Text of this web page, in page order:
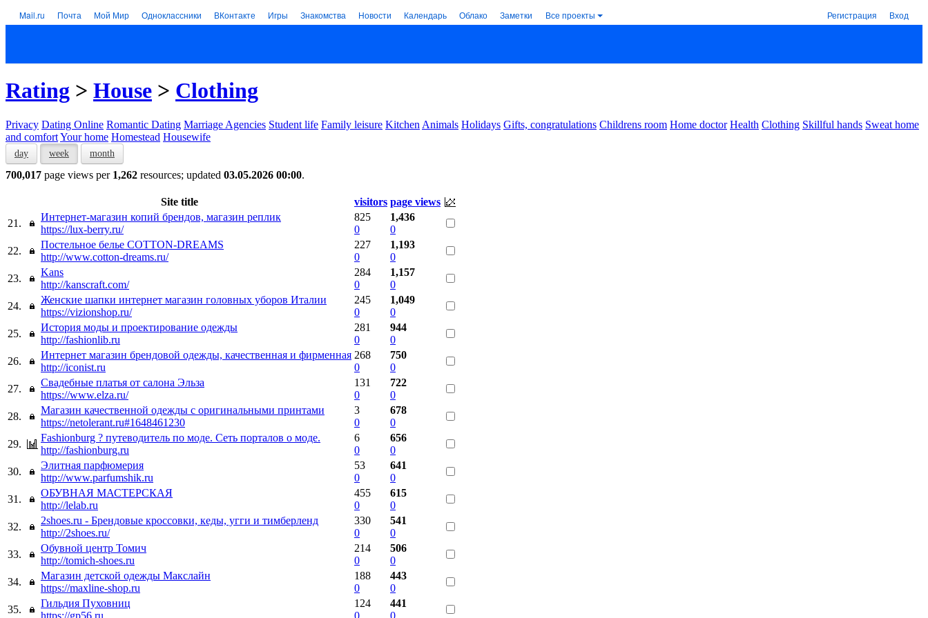
Mail.ru Почта Мой Мир Одноклассники ВКонтакте Игры Знакомства Новости Календарь Облако Заметки Все проекты Регистрация Вход
Rating > House > Clothing
Privacy Dating Online Romantic Dating Marriage Agencies Student life Family leisure Kitchen Animals Holidays Gifts, congratulations Childrens room Home doctor Health Clothing Skillful hands Sweat home
and comfortYour home Homestead Housewife
day week month
700,017 page views per 1,262 resources; updated 03.05.2026 00:00.
Site title visitors page views
21.
Интернет-магазин копий брендов, магазин реплик
https://lux-berry.ru/
825
0
1,436
0
22.
Постельное белье COTTON-DREAMS
http://www.cotton-dreams.ru/
227
0
1,193
0
23.
Kans
http://kanscraft.com/
284
0
1,157
0
24.
Женские шапки интернет магазин головных уборов Италии
https://vizionshop.ru/
245
0
1,049
0
25.
История моды и проектирование одежды
http://fashionlib.ru
281
0
944
0
26.
Интернет магазин брендовой одежды, качественная и фирменная
http://iconist.ru
268
0
750
0
27.
Свадебные платья от салона Эльза
https://www.elza.ru/
131
0
722
0
28.
Магазин качественной одежды с оригинальными принтами
https://netolerant.ru#1648461230
3
0
678
0
29.
Fashionburg ? путеводитель по моде. Сеть порталов о моде.
http://fashionburg.ru
6
0
656
0
30.
Элитная парфюмерия
http://www.parfumshik.ru
53
0
641
0
31.
ОБУВНАЯ МАСТЕРСКАЯ
http://lelab.ru
455
0
615
0
32.
2shoes.ru - Брендовые кроссовки, кеды, угги и тимберленд
http://2shoes.ru/
330
0
541
0
33.
Обувной центр Томич
http://tomich-shoes.ru
214
0
506
0
34.
Магазин детской одежды Макслайн
https://maxline-shop.ru
188
0
443
0
35.
Гильдия Пуховниц
https://gp56.ru
124
0
441
0